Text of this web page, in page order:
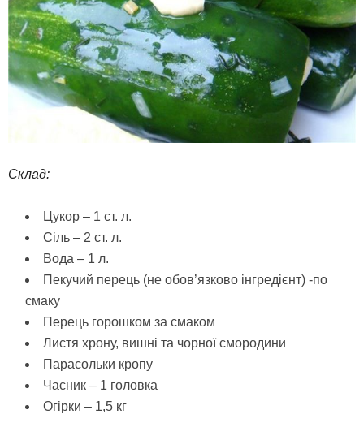
Склад:
Цукор – 1 ст. л.
Сіль – 2 ст. л.
Вода – 1 л.
Пекучий перець (не обов’язково інгредієнт) -по
смаку
Перець горошком за смаком
Листя хрону, вишні та чорної смородини
Парасольки кропу
Часник – 1 головка
Огірки – 1,5 кг